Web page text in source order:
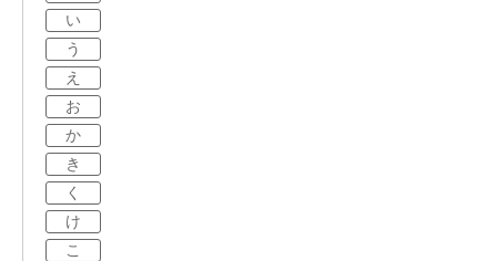
い
う
え
お
か
き
く
け
こ